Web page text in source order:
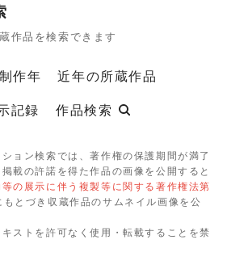
作品を検索できます
制作年
近年の所蔵作品
記録 作品検索
ョン検索では、著作権の保護期間が満了
載の許諾を得た作品の画像を公開すると
の展示に伴う複製等に関する著作権法第
もとづき収蔵作品のサムネイル画像を公
ストを許可なく使用・転載することを禁